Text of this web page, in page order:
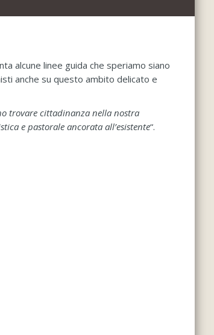
alcune linee guida che speriamo siano
anche su questo ambito delicato e
trovare cittadinanza nella nostra
e pastorale ancorata all’esistente“.